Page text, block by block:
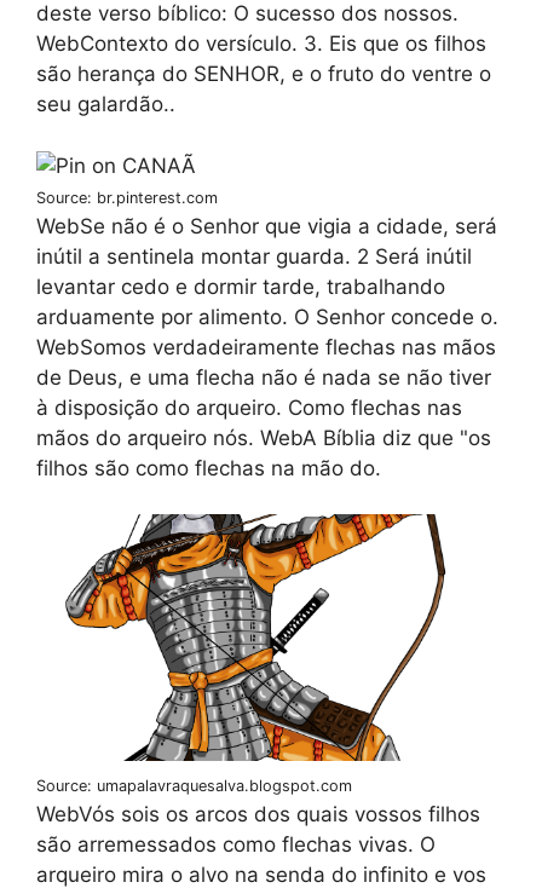
deste verso bíblico: O sucesso dos nossos.
WebContexto do versículo. 3. Eis que os filhos
são herança do SENHOR, e o fruto do ventre o
seu galardão..
Source: br.pinterest.com
WebSe não é o Senhor que vigia a cidade, será
inútil a sentinela montar guarda. 2 Será inútil
levantar cedo e dormir tarde, trabalhando
arduamente por alimento. O Senhor concede o.
WebSomos verdadeiramente flechas nas mãos
de Deus, e uma flecha não é nada se não tiver
à disposição do arqueiro. Como flechas nas
mãos do arqueiro nós. WebA Bíblia diz que "os
filhos são como flechas na mão do.
Source: umapalavraquesalva.blogspot.com
WebVós sois os arcos dos quais vossos filhos
são arremessados como flechas vivas. O
arqueiro mira o alvo na senda do infinito e vos